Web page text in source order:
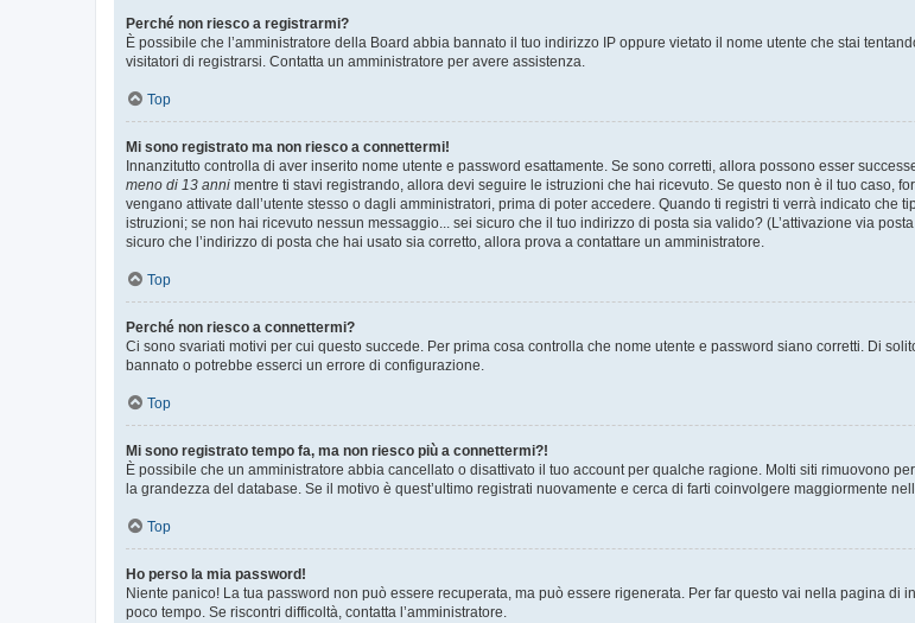
Perché non riesco a registrarmi?
È possibile che l’amministratore della Board abbia bannato il tuo indirizzo IP oppure vietato il nome utente che stai
visitatori di registrarsi. Contatta un amministratore per avere assistenza.
Top
Mi sono registrato ma non riesco a connettermi!
Innanzitutto controlla di aver inserito nome utente e password esattamente. Se sono corretti, allora possono esser
meno di 13 anni mentre ti stavi registrando, allora devi seguire le istruzioni che hai ricevuto. Se questo non è il tuo caso,
vengano attivate dall’utente stesso o dagli amministratori, prima di poter accedere. Quando ti registri ti verrà indicato
istruzioni; se non hai ricevuto nessun messaggio... sei sicuro che il tuo indirizzo di posta sia valido? (L’attivazione via
sicuro che l’indirizzo di posta che hai usato sia corretto, allora prova a contattare un amministratore.
Top
Perché non riesco a connettermi?
Ci sono svariati motivi per cui questo succede. Per prima cosa controlla che nome utente e password siano corretti. Di
bannato o potrebbe esserci un errore di configurazione.
Top
Mi sono registrato tempo fa, ma non riesco più a connettermi?!
È possibile che un amministratore abbia cancellato o disattivato il tuo account per qualche ragione. Molti siti rimuovono
la grandezza del database. Se il motivo è quest’ultimo registrati nuovamente e cerca di farti coinvolgere maggiormente
Top
Ho perso la mia password!
Niente panico! La tua password non può essere recuperata, ma può essere rigenerata. Per far questo vai nella pagina di
poco tempo. Se riscontri difficoltà, contatta l’amministratore.